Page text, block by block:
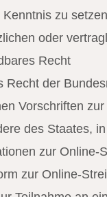
Kenntnis zu
oder
Recht
Recht der
Vorschriften
des Staates,
zur Online-
zur Online-